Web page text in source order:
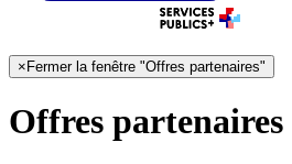
× Fermer la fenêtre "Offres partenaires"
Offres partenaires